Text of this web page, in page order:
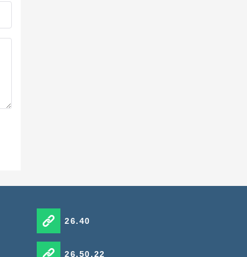
26.40
26.50.22